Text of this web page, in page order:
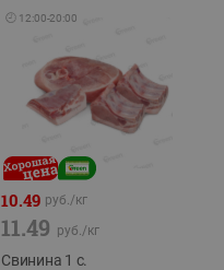
🕘 12:00-20:00
10.49 руб./кг
11.49 руб./кг
Свинина 1 с.